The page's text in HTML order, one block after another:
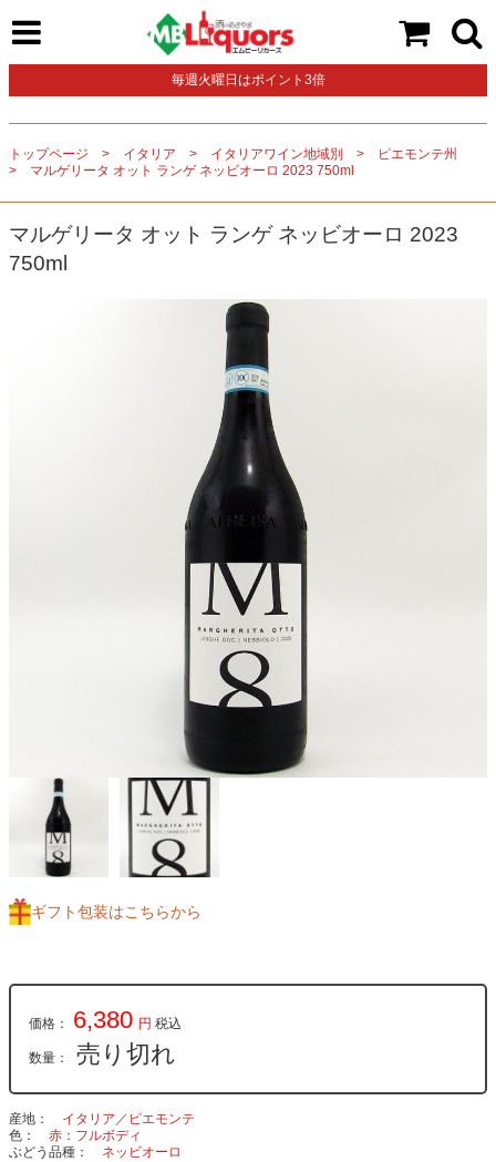
毎週火曜日はポイント3倍
トップページ イタリア イタリアワイン地域別
ピエモンテ州
マルゲリータ オット ランゲ ネッビオーロ 2023 750ml
マルゲリータ オット ランゲ ネッビオーロ 2023
750ml
ギフト包装はこちらから
価格： 6,380 円 税込
数量： 売り切れ
産地
イタリア／ピエモンテ
色
赤：フルボディ
ぶどう品種
ネッビオーロ